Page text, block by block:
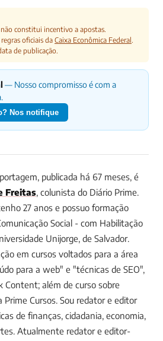
constitui incentivo a apostas.
oficiais da Caixa Econômica Federal.
de publicação.
— Nosso compromisso é com a
Nos notifique
publicada há 67 meses, é
Freitas, colunista do Diário Prime.
27 anos e possuo formação
Social - com Habilitação
Unijorge, de Salvador.
em cursos voltados para a área
para a web" e "técnicas de SEO",
Content; além de curso sobre
Cursos. Sou redator e editor
de finanças, cidadania, economia,
Atualmente redator e editor-